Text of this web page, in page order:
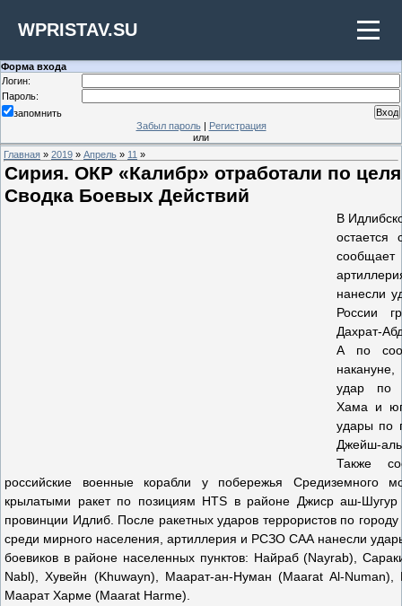
WPRISTAV.SU
Форма входа
Логин:
Пароль:
запомнить
Забыл пароль| Регистрация
или
Главная » 2019 » Апрель » 11 »
Сирия. ОКР «Калибр» отработали по
Сводка Боевых Действий
В
остается
нанесли
России
Дахрат-
А по
удар по
Хама и
удары по
Джейш-
Также
российские военные корабли у побережья Средиземного
крылатыми ракет по позициям HTS в районе Джиср аш-
провинции Идлиб. После ракетных ударов террористов по
среди мирного населения, артиллерия и РСЗО САА нанесли
боевиков в районе населенных пунктов: Найраб (Nayrab),
Nabl), Хувейн (Khuwayn), Маарат-ан-Нуман (Maarat Al-
Маарат Харме (Maarat Harme).